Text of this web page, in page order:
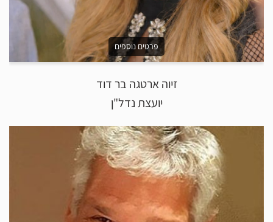
פרטים נוספים
זיוה ארטגה בר דוד
יועצת נדל"ן